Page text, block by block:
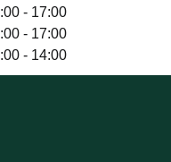
- 17:00
- 17:00
- 14:00